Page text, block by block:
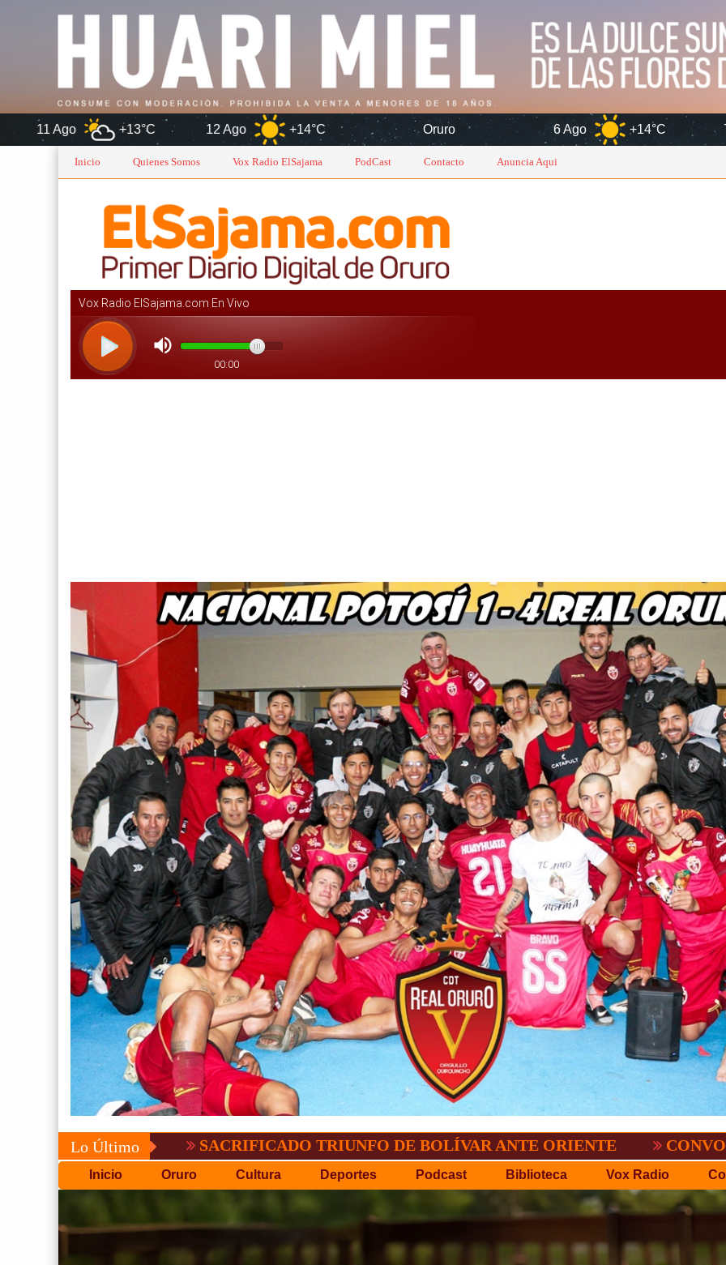
+13°C 12 Ago +14°C Oruro 6 Ago +14°C 7 Ago
Inicio Quienes Somos Vox Radio ElSajama PodCast Contacto Anuncia Aqui
Lo ÚltimoSACRIFICADO TRIUNFO DE BOLÍVAR ANTE ORIENTE
Inicio Oruro Cultura Deportes Podcast Biblioteca Vox Radio